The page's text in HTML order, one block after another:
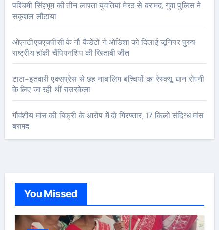
पश्चिमी सिंहभूम की तीन लापता युवतियां मेरठ से बरामद, गुवा पुलिस ने
सकुशल लौटाया
ओएनटीएचएचपीसी के नौ कैडेटों ने ओडिशा को दिलाई जूनियर पुरुष
राष्ट्रीय हॉकी चैंपियनशिप की खिताबी जीत
टाटा-इतवारी एक्सप्रेस से छह नाबालिग बच्चियों का रेस्क्यू, धान रोपनी
के लिए जा रही थीं राउरकेला
गौवंशीय मांस की बिक्री के आरोप में दो गिरफ्तार, 17 किलो संदिग्ध मांस
बरामद
You Missed